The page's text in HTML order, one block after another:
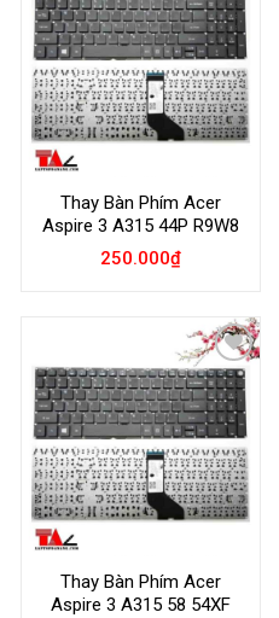
Wishlist
Thay Bàn Phím Acer
Aspire 3 A315 44P R9W8
250.000₫
Add to
Wishlist
Thay Bàn Phím Acer
Aspire 3 A315 58 54XF